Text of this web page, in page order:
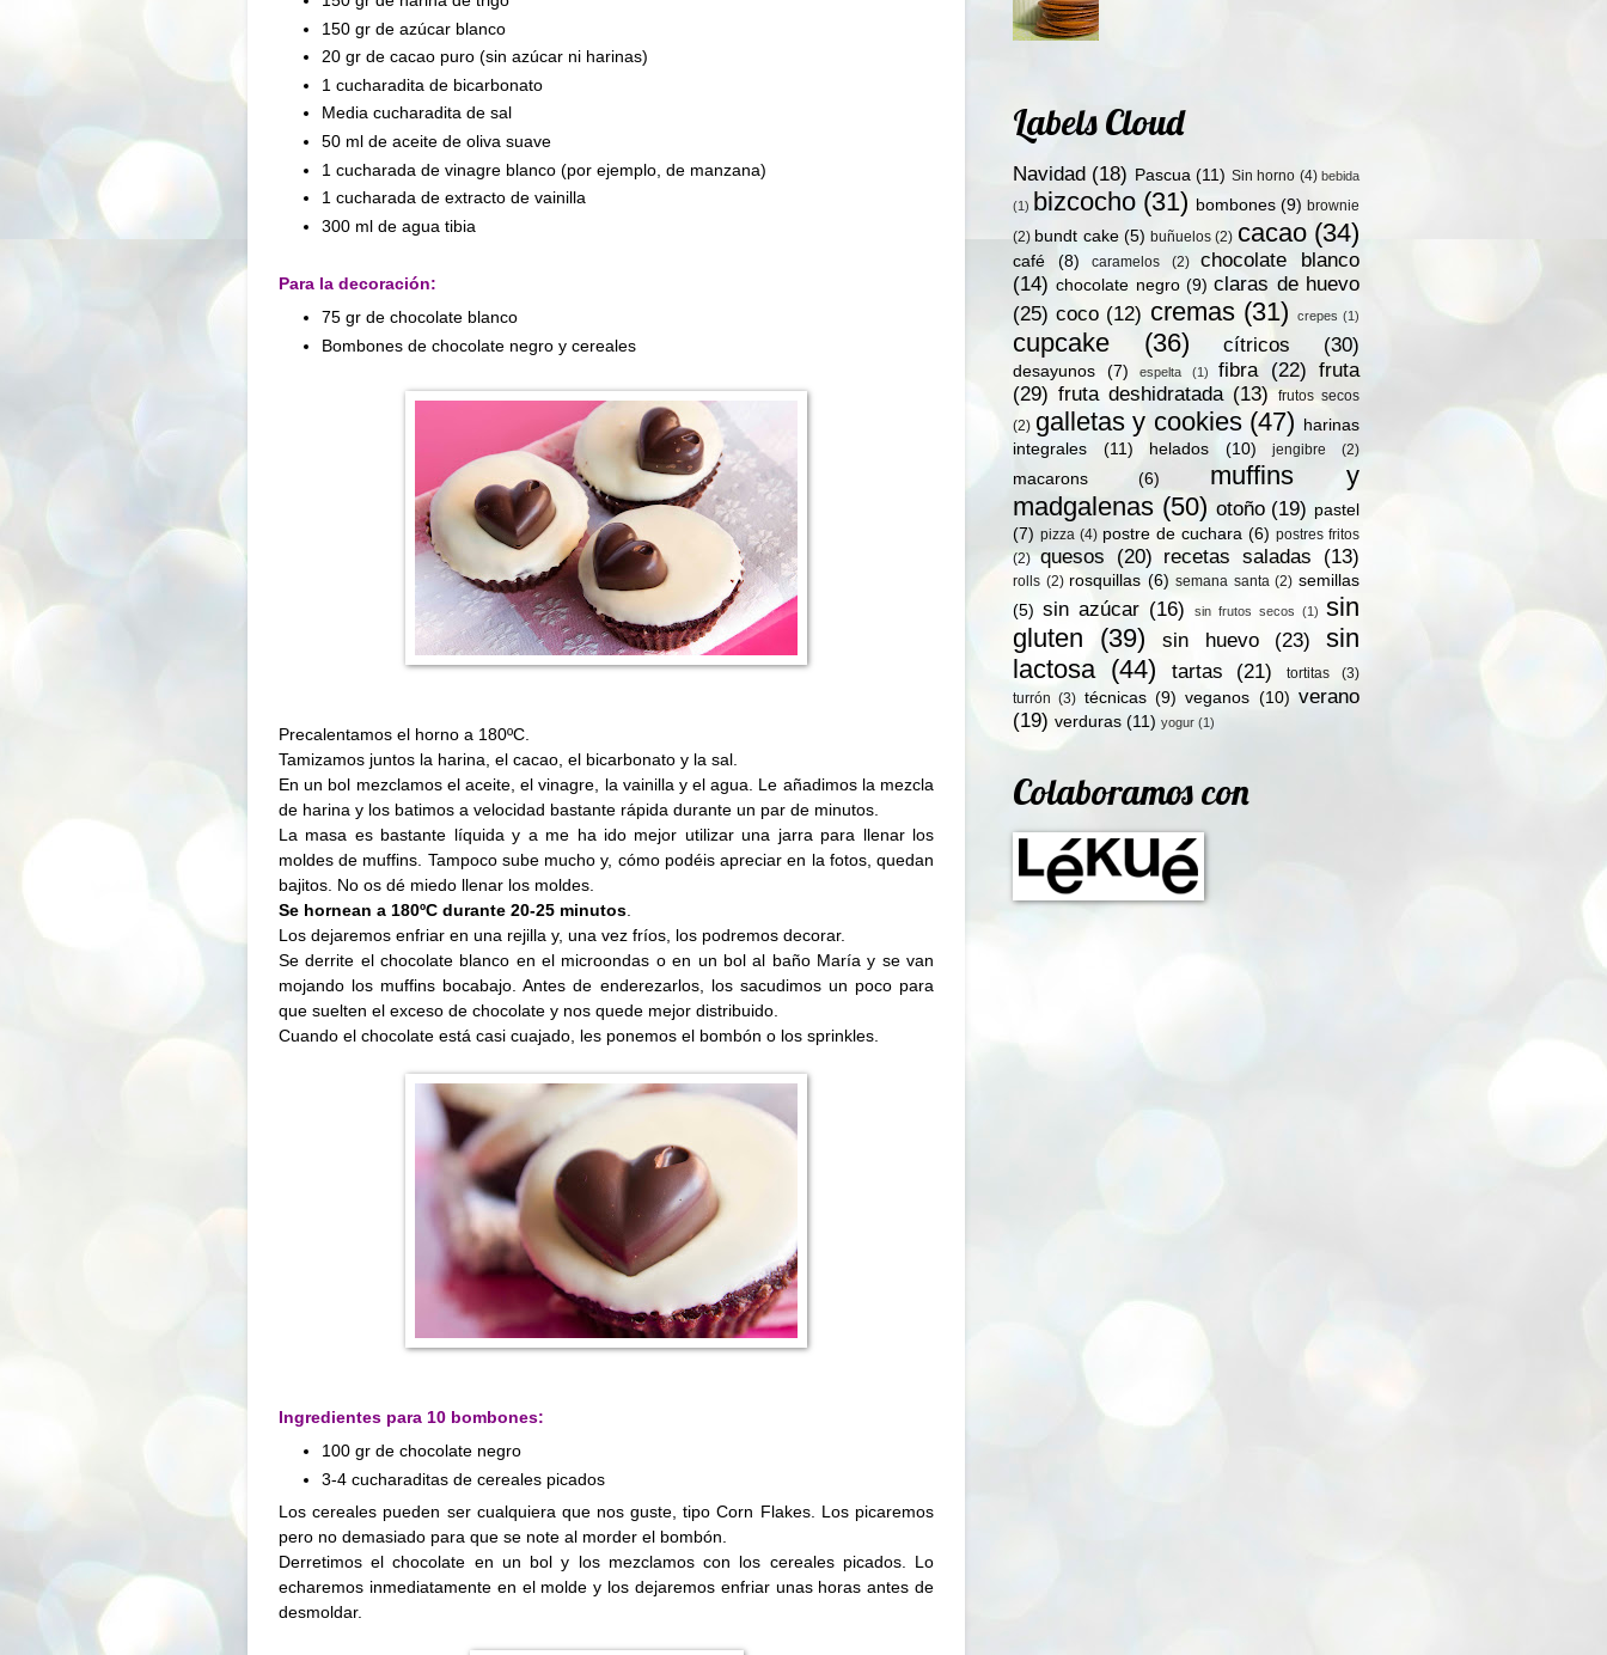
150 gr de azúcar blanco
20 gr de cacao puro (sin azúcar ni harinas)
1 cucharadita de bicarbonato
Media cucharadita de sal
50 ml de aceite de oliva suave
1 cucharada de vinagre blanco (por ejemplo, de manzana)
1 cucharada de extracto de vainilla
300 ml de agua tibia
Para la decoración:
75 gr de chocolate blanco
Bombones de chocolate negro y cereales
Precalentamos el horno a 180ºC.
Tamizamos juntos la harina, el cacao, el bicarbonato y la sal.
En un bol mezclamos el aceite, el vinagre, la vainilla y el agua. Le añadimos la mezcla
de harina y los batimos a velocidad bastante rápida durante un par de minutos.
La masa es bastante líquida y a me ha ido mejor utilizar una jarra para llenar los
moldes de muffins. Tampoco sube mucho y, cómo podéis apreciar en la fotos, quedan
bajitos. No os dé miedo llenar los moldes.
Se hornean a 180ºC durante 20-25 minutos.
Los dejaremos enfriar en una rejilla y, una vez fríos, los podremos decorar.
Sederrite el chocolate blanco en el microondas o en un bol al baño Maríay se van
mojando los muffins bocabajo. Antes de enderezarlos, los sacudimos un poco para
que suelten el exceso de chocolate y nos quede mejor distribuido.
Cuando el chocolate está casi cuajado, les ponemos el bombón o los sprinkles.
Ingredientes para 10 bombones:
100 gr de chocolate negro
3-4 cucharaditas de cereales picados
Los cereales pueden ser cualquiera que nos guste, tipo Corn Flakes. Los picaremos
pero no demasiado para que se note al morder el bombón.
Derretimos el chocolate en un bol y los mezclamos con los cereales picados. Lo
echaremos inmediatamente en el molde y los dejaremos enfriar unas horas antes de
desmoldar.
Labels Cloud
Navidad (18) Pascua (11) Sin horno (4) bebida
(1) bizcocho (31) bombones (9) brownie
(2) bundt cake (5) buñuelos (2) cacao (34)
café (8) caramelos (2)
chocolate blanco
(14) chocolate negro (9) claras de huevo
(25) coco (12) cremas (31) crepes (1)
cupcake (36) cítricos (30)
desayunos (7) espelta (1) fibra (22) fruta
(29) fruta deshidratada (13)
frutos secos
(2) galletas y cookies (47)
harinas
integrales
(11) helados (10) jengibre (2)
macarons (6)
muffins y
madgalenas (50) otoño (19) pastel
(7) pizza (4) postre de cuchara (6) postres fritos
(2) quesos (20) recetas saladas (13)
rolls (2) rosquillas (6) semana santa (2) semillas
(5) sin azúcar (16) sin frutos secos (1) sin
gluten
(39) sin huevo (23)
sin
lactosa (44) tartas (21) tortitas
(3)
turrón (3) técnicas (9) veganos (10) verano
(19) verduras (11) yogur (1)
Colaboramos con